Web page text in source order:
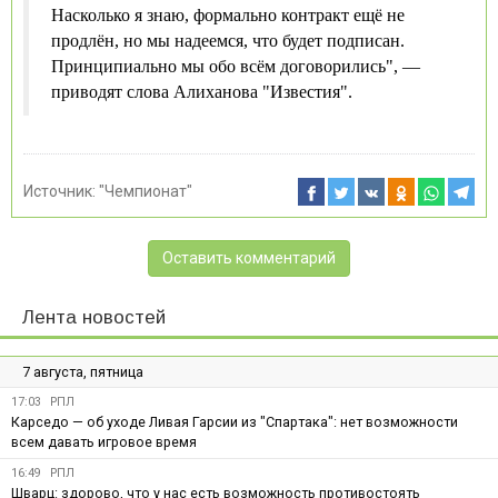
Насколько я знаю, формально контракт ещё не
продлён, но мы надеемся, что будет подписан.
Принципиально мы обо всём договорились", —
приводят слова Алиханова "Известия".
Источник: "Чемпионат"
Оставить комментарий
Лента новостей
7 августа, пятница
17:03 РПЛ
Карседо — об уходе Ливая Гарсии из "Спартака": нет возможности
всем давать игровое время
16:49 РПЛ
Шварц: здорово, что у нас есть возможность противостоять